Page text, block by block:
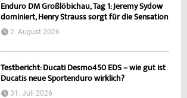
Enduro DM Großlöbichau, Tag 1: Jeremy Sydow
dominiert, Henry Strauss sorgt für die Sensation
2. August 2026
Testbericht: Ducati Desmo450 EDS – wie gut ist
Ducatis neue Sportenduro wirklich?
31. Juli 2026